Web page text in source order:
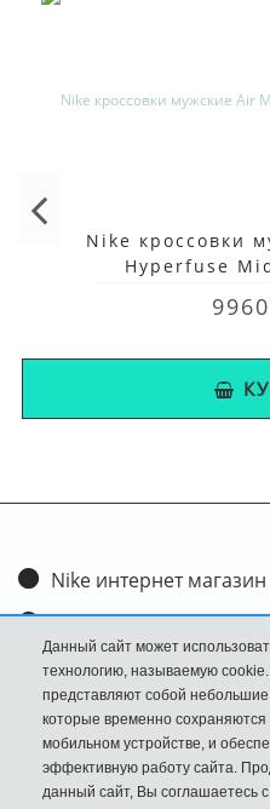
Nike кроссовки
Hyperfuse
Nike интернет магазин
Доставка и оплата
Обмен и возврат
Размеры
FAQ
Новости
Данный сайт может
технологию, называемую
представляют собой
которые временно
мобильном устройстве, и
эффективную работу сайта.
данный сайт, Вы соглашаетесь